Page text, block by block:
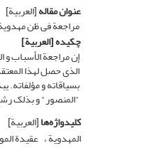
عنوان مقاله[العربیة]
مراجعة فی ظن
چکیده[العربیة]
الذی حصل لهذا
بسیاقاته و مؤلفاته.
"المنصور" و بذلک
کلیدواژه‌ها[العربیة]
المهدویة عقیدة